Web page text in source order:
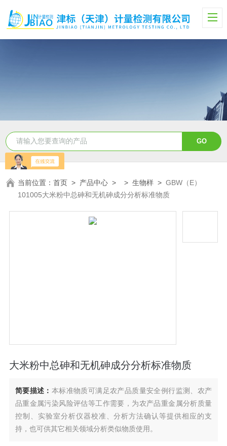
当前位置：首页 > 产品中心 > >生物样 >GBW（E）
101005大米粉中总砷和无机砷成分分析标准物质
大米粉中总砷和无机砷成分分析标准物质
简要描述： 本标准物质可满足农产品质量安全例行监测、农产
品重金属污染风险评估等工作需要，为农产品重金属分析质量
控制、实验室分析仪器校准、分析方法确认等提供相应的支
持，也可供其它相关领域分析类似物质使用。